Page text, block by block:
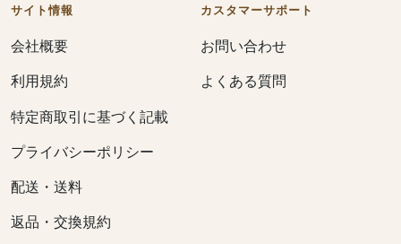
サイト情報
会社概要
利用規約
特定商取引に基づく記載
プライバシーポリシー
配送・送料
返品・交換規約
カスタマーサポート
お問い合わせ
よくある質問